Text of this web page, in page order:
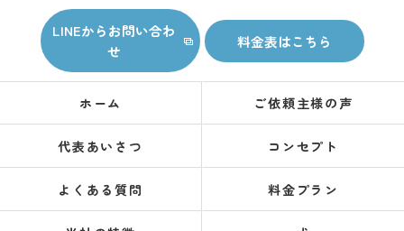
LINEからお問い合わ
せ
料金表はこちら
ホーム ご依頼主様の声
代表あいさつ コンセプト
よくある質問 料金プラン